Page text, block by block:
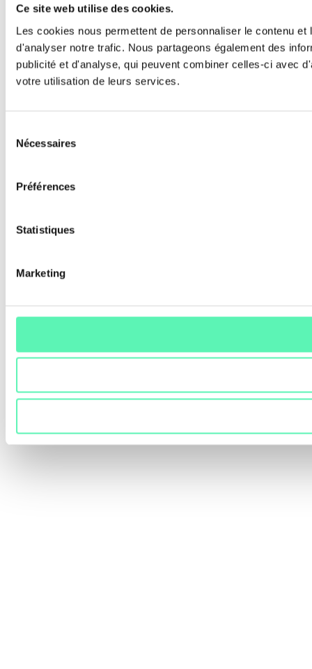
Ce site web utilise des cookies.
Les cookies nous permettent de personnaliser le contenu
d'analyser notre trafic. Nous partageons également des
publicité et d'analyse, qui peuvent combiner celles-ci avec
votre utilisation de leurs services.
Nécessaires
Préférences
Statistiques
Marketing